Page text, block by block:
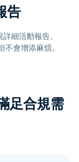
告
細活動報告。
會增添麻煩。
足合規需